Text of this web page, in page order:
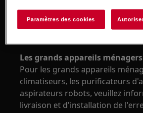
Si vous souhaitez toujours
produit, vous devez passer une
Les grands appareils ménagers
Pour les grands appareils
climatiseurs, les purificateurs
aspirateurs robots, veuillez
livraison et d'installation de
Paramètres des cookies